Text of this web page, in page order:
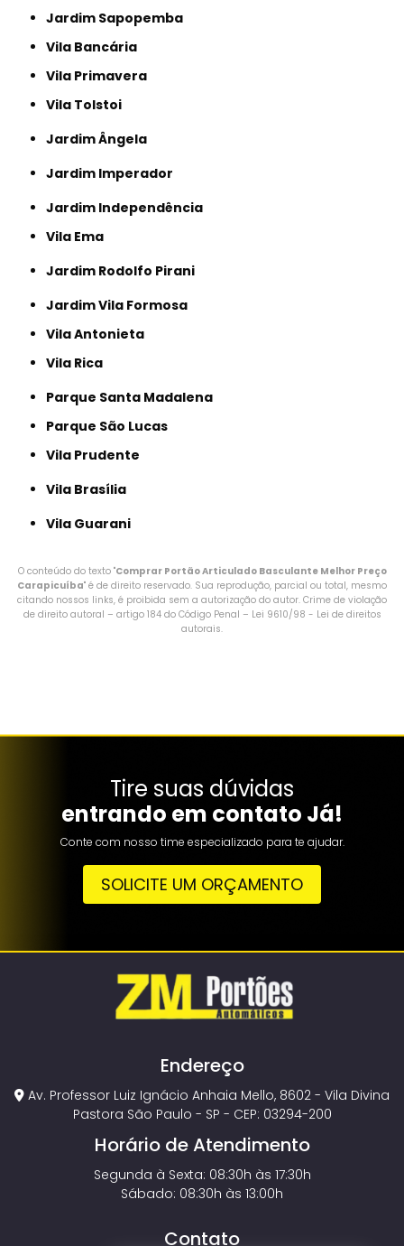
Jardim Sapopemba
Vila Bancária
Vila Primavera
Vila Tolstoi
Jardim Ângela
Jardim Imperador
Jardim Independência
Vila Ema
Jardim Rodolfo Pirani
Jardim Vila Formosa
Vila Antonieta
Vila Rica
Parque Santa Madalena
Parque São Lucas
Vila Prudente
Vila Brasília
Vila Guarani
O conteúdo do texto "Comprar Portão Articulado Basculante Melhor Preço
Carapicuíba" é de direito reservado. Sua reprodução, parcial ou total, mesmo
citando nossos links, é proibida sem a autorização do autor. Crime de violação
de direito autoral – artigo 184 do Código Penal – Lei 9610/98 - Lei de direitos
autorais.
Tire suas dúvidas
entrando em contato Já!
Conte com nosso time especializado para te ajudar.
SOLICITE UM ORÇAMENTO
Endereço
Av. Professor Luiz Ignácio Anhaia Mello, 8602 - Vila Divina
Pastora São Paulo - SP - CEP: 03294-200
Horário de Atendimento
Segunda à Sexta: 08:30h às 17:30h
Sábado: 08:30h às 13:00h
Contato